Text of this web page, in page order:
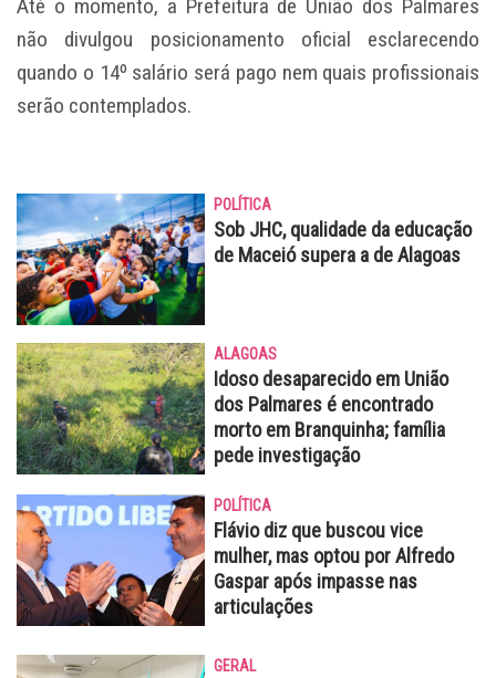
Até o momento, a Prefeitura de União dos Palmares
não divulgou posicionamento oficial esclarecendo
quando o 14º salário será pago nem quais profissionais
serão contemplados.
POLÍTICA
Sob JHC, qualidade da educação
de Maceió supera a de Alagoas
ALAGOAS
Idoso desaparecido em União
dos Palmares é encontrado
morto em Branquinha; família
pede investigação
POLÍTICA
Flávio diz que buscou vice
mulher, mas optou por Alfredo
Gaspar após impasse nas
articulações
GERAL